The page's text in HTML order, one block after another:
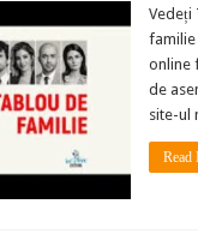
Vedeți
familie
online
de
site-ul
Read